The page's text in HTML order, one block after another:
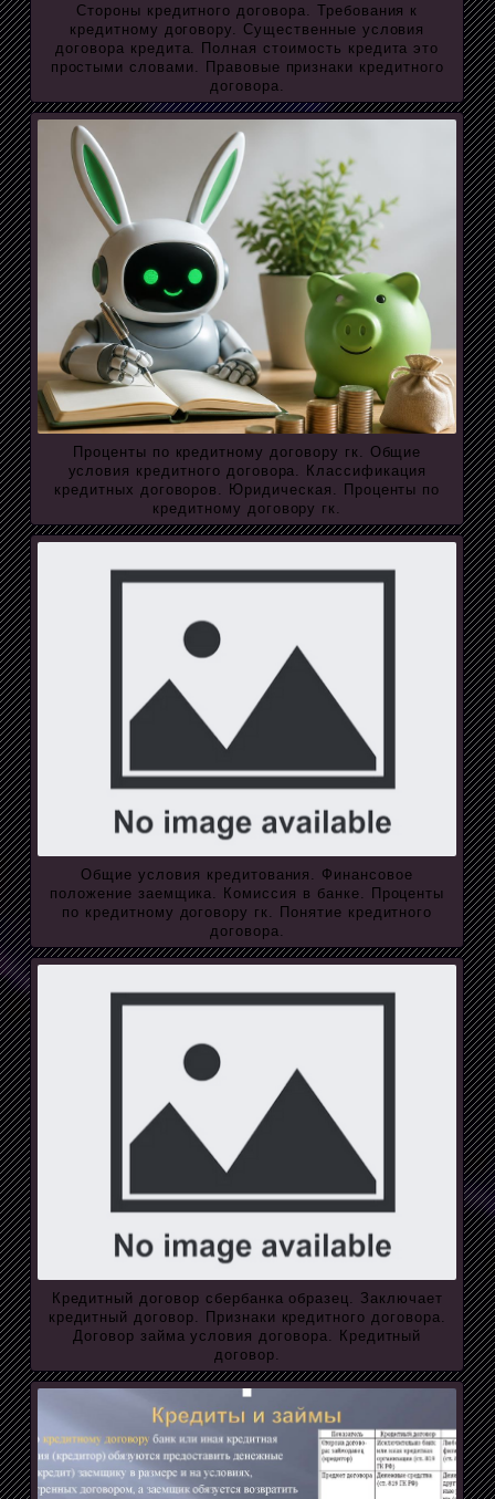
Стороны кредитного договора. Требования к
кредитному договору. Существенные условия
договора кредита. Полная стоимость кредита это
простыми словами. Правовые признаки кредитного
договора.
Проценты по кредитному договору гк. Общие
условия кредитного договора. Классификация
кредитных договоров. Юридическая. Проценты по
кредитному договору гк.
Общие условия кредитования. Финансовое
положение заемщика. Комиссия в банке. Проценты
по кредитному договору гк. Понятие кредитного
договора.
Кредитный договор сбербанка образец. Заключает
кредитный договор. Признаки кредитного договора.
Договор займа условия договора. Кредитный
договор.